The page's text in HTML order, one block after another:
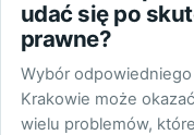
udać się po
prawne?
Wybór
Krakowie może
wielu problemów,